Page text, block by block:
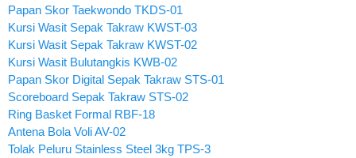
Papan Skor Taekwondo TKDS-01
Kursi Wasit Sepak Takraw KWST-03
Kursi Wasit Sepak Takraw KWST-02
Kursi Wasit Bulutangkis KWB-02
Papan Skor Digital Sepak Takraw STS-01
Scoreboard Sepak Takraw STS-02
Ring Basket Formal RBF-18
Antena Bola Voli AV-02
Tolak Peluru Stainless Steel 3kg TPS-3